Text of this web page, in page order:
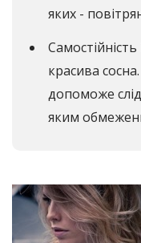
яких -
красива
допоможе
яким